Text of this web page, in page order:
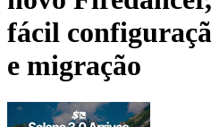
fácil
e migração